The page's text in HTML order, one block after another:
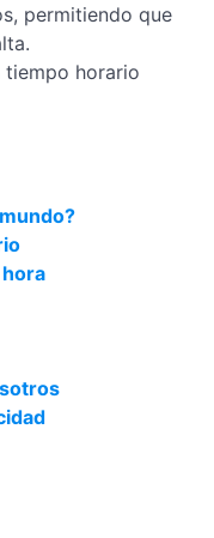
permitiendo que
tiempo horario